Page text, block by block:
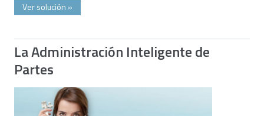
Ver solución »
La Administración Inteligente de
Partes